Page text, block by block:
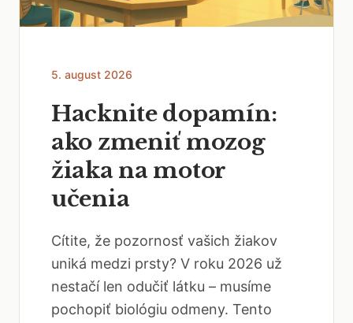
5. august 2026
Hacknite dopamín:
ako zmeniť mozog
žiaka na motor
učenia
Cítite, že pozornosť vašich žiakov
uniká medzi prsty? V roku 2026 už
nestačí len odučiť látku – musíme
pochopiť biológiu odmeny. Tento